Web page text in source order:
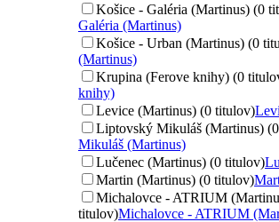
Košice - Galéria (Martinus) (0
Galéria (Martinus)
Košice - Urban (Martinus) (0
(Martinus)
Krupina (Ferove knihy) (0
knihy)
Levice (Martinus) (0 titulov)
Liptovský Mikuláš (Martinus)
Mikuláš (Martinus)
Lučenec (Martinus) (0 titulov)
Martin (Martinus) (0 titulov)
Michalovce - ATRIUM
titulov)Michalovce - ATRIUM